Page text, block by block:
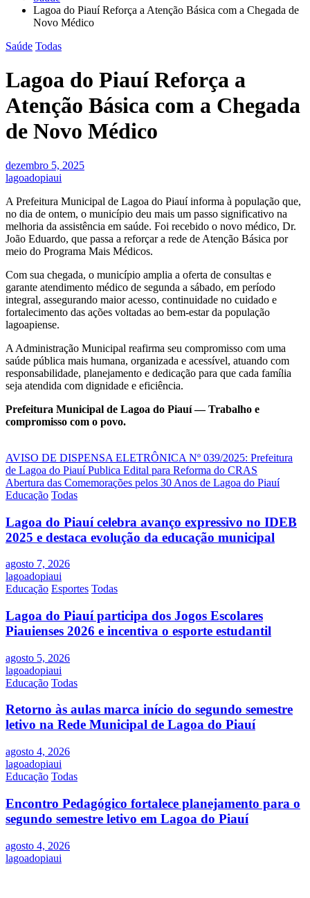
Lagoa do Piauí Reforça a Atenção Básica com a Chegada de
Novo Médico
Saúde Todas
Lagoa do Piauí Reforça a
Atenção Básica com a Chegada
de Novo Médico
dezembro 5, 2025
lagoadopiaui
A Prefeitura Municipal de Lagoa do Piauí informa à população que,
no dia de ontem, o município deu mais um passo significativo na
melhoria da assistência em saúde. Foi recebido o novo médico, Dr.
João Eduardo, que passa a reforçar a rede de Atenção Básica por
meio do Programa Mais Médicos.
Com sua chegada, o município amplia a oferta de consultas e
garante atendimento médico de segunda a sábado, em período
integral, assegurando maior acesso, continuidade no cuidado e
fortalecimento das ações voltadas ao bem-estar da população
lagoapiense.
A Administração Municipal reafirma seu compromisso com uma
saúde pública mais humana, organizada e acessível, atuando com
responsabilidade, planejamento e dedicação para que cada família
seja atendida com dignidade e eficiência.
Prefeitura Municipal de Lagoa do Piauí — Trabalho e
compromisso com o povo.
Navegação
de
Post
AVISO DE DISPENSA ELETRÔNICA Nº 039/2025: Prefeitura
de Lagoa do Piauí Publica Edital para Reforma do CRAS
Abertura das Comemorações pelos 30 Anos de Lagoa do Piauí
Educação Todas
Lagoa do Piauí celebra avanço expressivo no IDEB
2025 e destaca evolução da educação municipal
agosto 7, 2026
lagoadopiaui
Educação Esportes Todas
Lagoa do Piauí participa dos Jogos Escolares
Piauienses 2026 e incentiva o esporte estudantil
agosto 5, 2026
lagoadopiaui
Educação Todas
Retorno às aulas marca início do segundo semestre
letivo na Rede Municipal de Lagoa do Piauí
agosto 4, 2026
lagoadopiaui
Educação Todas
Encontro Pedagógico fortalece planejamento para o
segundo semestre letivo em Lagoa do Piauí
agosto 4, 2026
lagoadopiaui